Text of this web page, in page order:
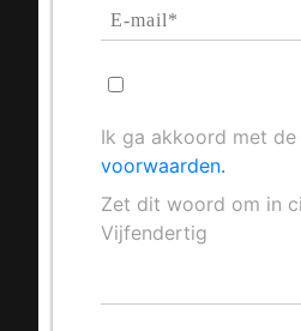
Ik ga akkoord met de
voorwaarden.
Zet dit woord om in
Vijfendertig